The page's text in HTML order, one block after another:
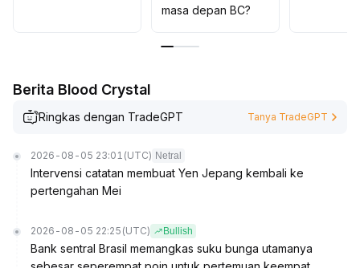
masa depan BC?
Berita Blood Crystal
Ringkas dengan TradeGPT Tanya TradeGPT
2026-08-05 23:01 (UTC) Netral
Intervensi catatan membuat Yen Jepang kembali ke
pertengahan Mei
2026-08-05 22:25 (UTC) Bullish
Bank sentral Brasil memangkas suku bunga utamanya